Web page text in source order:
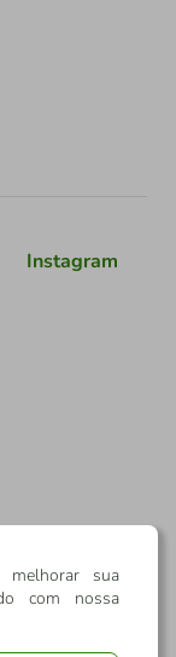
Instagram
melhorar sua
com nossa